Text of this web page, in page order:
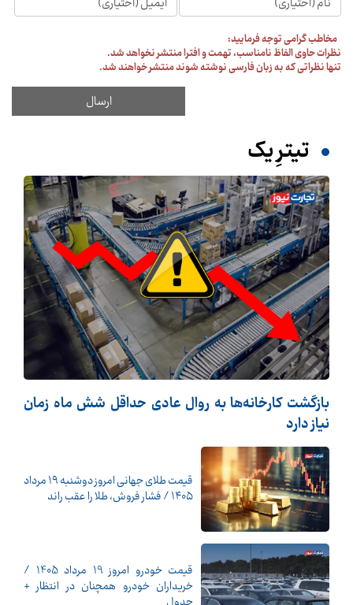
مخاطب گرامی توجه فرمایید:
نظرات حاوی الفاظ نامناسب، تهمت و افترا منتشر نخواهد شد.
تنها نظراتی که به زبان فارسی نوشته شوند منتشر خواهند شد.
تیترِ یک
بازگشت کارخانه‌ها به روال عادی حداقل شش ماه زمان
نیاز دارد
قیمت طلای جهانی امروز دوشنبه ۱۹ مرداد
۱۴۰۵ / فشار فروش، طلا را عقب راند
قیمت خودرو امروز 19 مرداد 1405 /
خریداران خودرو همچنان در انتظار +